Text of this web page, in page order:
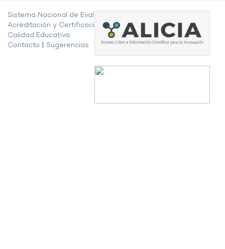
Sistema Nacional de Evaluación,
Acreditación y Certificación de la
Calidad Educativa
Contacto
Sugerencias